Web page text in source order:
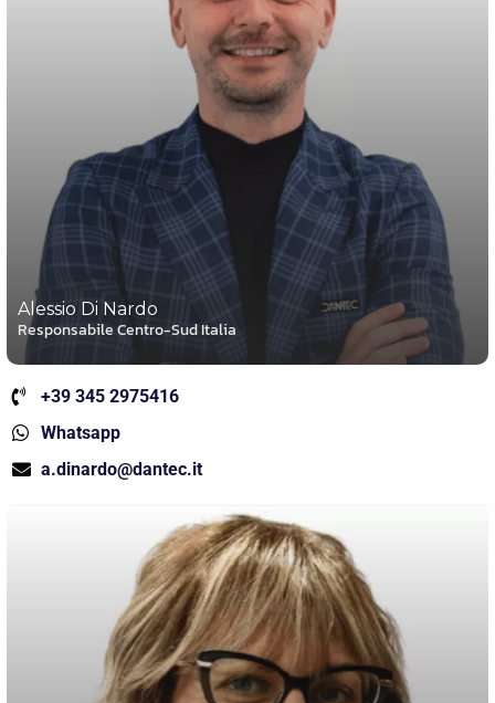
Alessio Di Nardo
Responsabile Centro-Sud Italia
+39 345 2975416
Whatsapp
a.dinardo@dantec.it